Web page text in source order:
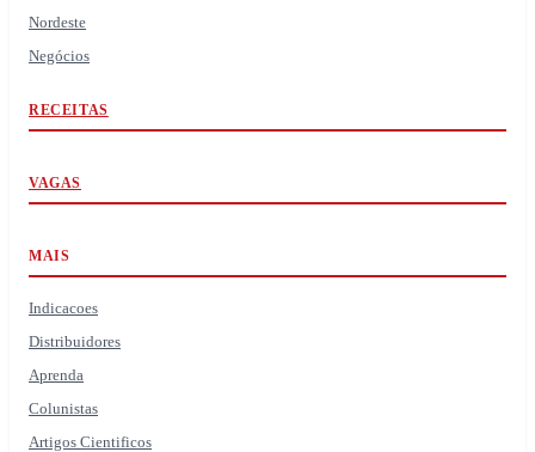
Nordeste
Negócios
RECEITAS
VAGAS
MAIS
Indicacoes
Distribuidores
Aprenda
Colunistas
Artigos Cientificos